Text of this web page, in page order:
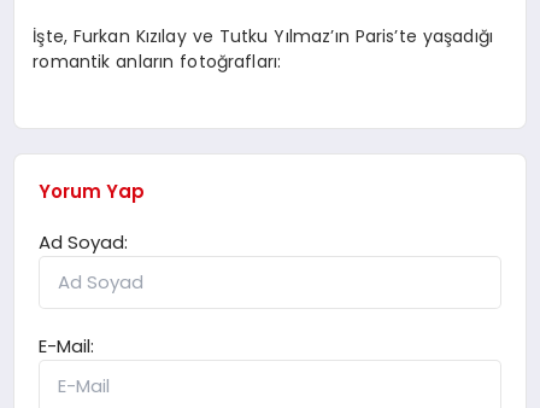
İşte, Furkan Kızılay ve Tutku Yılmaz’ın Paris’te yaşadığı
romantik anların fotoğrafları:
Yorum Yap
Ad Soyad:
E-Mail: